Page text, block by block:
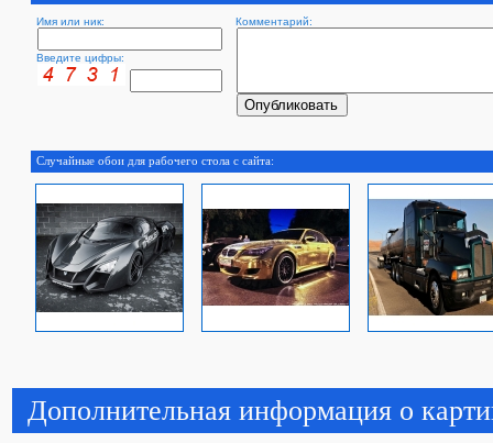
Имя или ник: Комментарий:
Введите цифры:
Случайные обои для рабочего стола с сайта:
Дополнительная информация о